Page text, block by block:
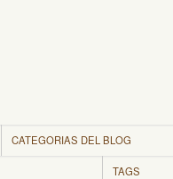
CATEGORIAS DEL BLOG
TAGS